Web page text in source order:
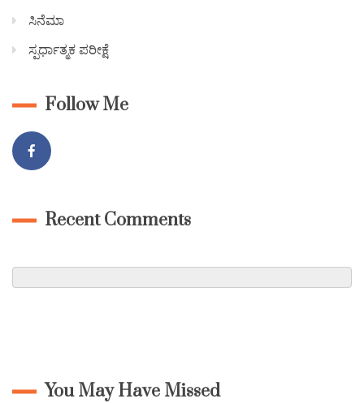
ಸಿನೆಮಾ
ಸ್ಪರ್ಧಾತ್ಮಕ ಪರೀಕ್ಷೆ
Follow Me
Recent Comments
You May Have Missed